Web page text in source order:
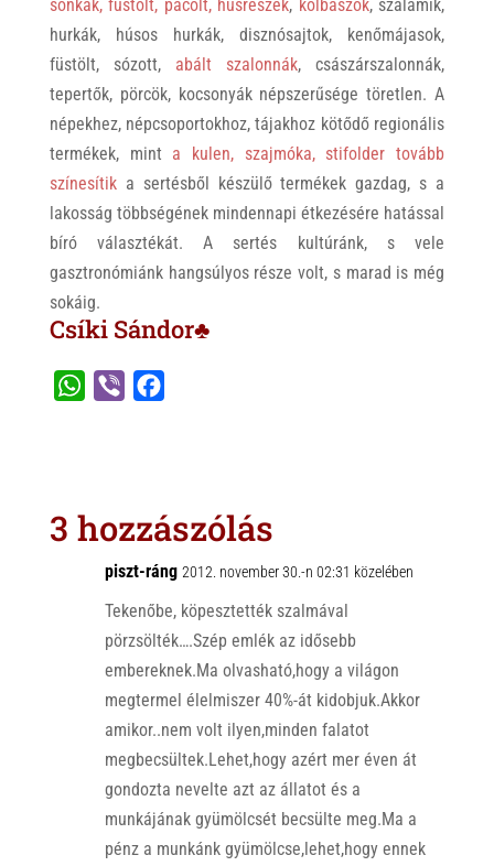
sonkák, füstölt, pácolt, húsrészek, kolbászok, szalámik,
hurkák, húsos hurkák, disznósajtok, kenőmájasok,
füstölt, sózott, abált szalonnák, császárszalonnák,
tepertők, pörcök, kocsonyák népszerűsége töretlen. A
népekhez, népcsoportokhoz, tájakhoz kötődő regionális
termékek, mint a kulen, szajmóka, stifolder tovább
színesítika sertésből készülő termékek gazdag, s a
lakosság többségének mindennapi étkezésére hatással
bíró választékát. A sertés kultúránk, s vele
gasztronómiánk hangsúlyos része volt, s marad is még
sokáig.
Csíki Sándor♣
A
o
o
3 hozzászólás
piszt-ráng 2012. november 30.-n 02:31 közelében
Tekenőbe, köpesztették szalmával
pörzsölték….Szép emlék az idősebb
embereknek.Ma olvasható,hogy a világon
megtermel élelmiszer 40%-át kidobjuk.Akkor
amikor..nem volt ilyen,minden falatot
megbecsültek.Lehet,hogy azért mer éven át
gondozta nevelte azt az állatot és a
munkájának gyümölcsét becsülte meg.Ma a
pénz a munkánk gyümölcse,lehet,hogy ennek